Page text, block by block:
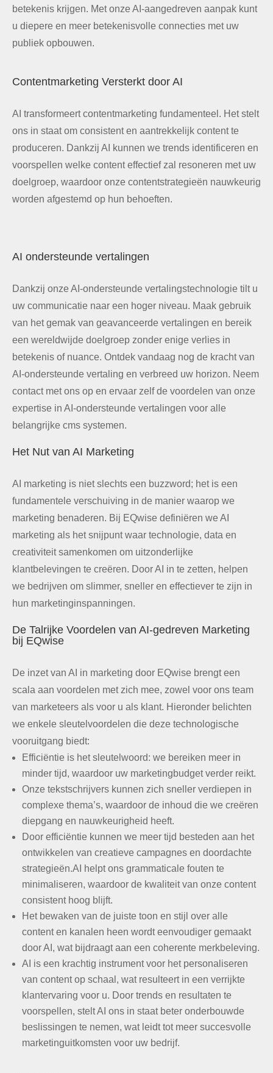
betekenis krijgen. Met onze AI-aangedreven aanpak kunt
u diepere en meer betekenisvolle connecties met uw
publiek opbouwen.
Contentmarketing Versterkt door AI
AI transformeert contentmarketing fundamenteel. Het stelt
ons in staat om consistent en aantrekkelijk content te
produceren. Dankzij AI kunnen we trends identificeren en
voorspellen welke content effectief zal resoneren met uw
doelgroep, waardoor onze contentstrategieën nauwkeurig
worden afgestemd op hun behoeften.
AI ondersteunde vertalingen
Dankzij onze AI-ondersteunde vertalingstechnologie tilt u
uw communicatie naar een hoger niveau. Maak gebruik
van het gemak van geavanceerde vertalingen en bereik
een wereldwijde doelgroep zonder enige verlies in
betekenis of nuance. Ontdek vandaag nog de kracht van
AI-ondersteunde vertaling en verbreed uw horizon. Neem
contact met ons op en ervaar zelf de voordelen van onze
expertise in AI-ondersteunde vertalingen voor alle
belangrijke cms systemen.
Het Nut van AI Marketing
AI marketing is niet slechts een buzzword; het is een
fundamentele verschuiving in de manier waarop we
marketing benaderen. Bij EQwise definiëren we AI
marketing als het snijpunt waar technologie, data en
creativiteit samenkomen om uitzonderlijke
klantbelevingen te creëren. Door AI in te zetten, helpen
we bedrijven om slimmer, sneller en effectiever te zijn in
hun marketinginspanningen.
De Talrijke Voordelen van AI-gedreven Marketing
bij EQwise
De inzet van AI in marketing door EQwise brengt een
scala aan voordelen met zich mee, zowel voor ons team
van marketeers als voor u als klant. Hieronder belichten
we enkele sleutelvoordelen die deze technologische
vooruitgang biedt:
Efficiëntie is het sleutelwoord: we bereiken meer in
minder tijd, waardoor uw marketingbudget verder reikt.
Onze tekstschrijvers kunnen zich sneller verdiepen in
complexe thema’s, waardoor de inhoud die we creëren
diepgang en nauwkeurigheid heeft.
Door efficiëntie kunnen we meer tijd besteden aan het
ontwikkelen van creatieve campagnes en doordachte
strategieën.AI helpt ons grammaticale fouten te
minimaliseren, waardoor de kwaliteit van onze content
consistent hoog blijft.
Het bewaken van de juiste toon en stijl over alle
content en kanalen heen wordt eenvoudiger gemaakt
door AI, wat bijdraagt aan een coherente merkbeleving.
AI is een krachtig instrument voor het personaliseren
van content op schaal, wat resulteert in een verrijkte
klantervaring voor u. Door trends en resultaten te
voorspellen, stelt AI ons in staat beter onderbouwde
beslissingen te nemen, wat leidt tot meer succesvolle
marketinguitkomsten voor uw bedrijf.